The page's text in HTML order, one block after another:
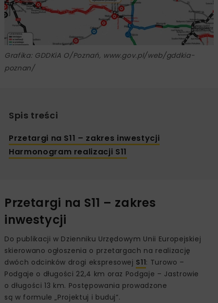
Grafika: GDDKiA O/Poznań, www.gov.pl/web/gddkia-
poznan/
Spis treści
Przetargi na S11 – zakres inwestycji
Harmonogram realizacji S11
Przetargi na S11 – zakres
inwestycji
Do publikacji w Dzienniku Urzędowym Unii Europejskiej
skierowano ogłoszenia o przetargach na realizację
dwóch odcinków drogi ekspresowej S11: Turowo –
Podgaje o długości 22,4 km oraz Podgaje – Jastrowie
o długości 13 km. Postępowania prowadzone
są w formule „Projektuj i buduj”.